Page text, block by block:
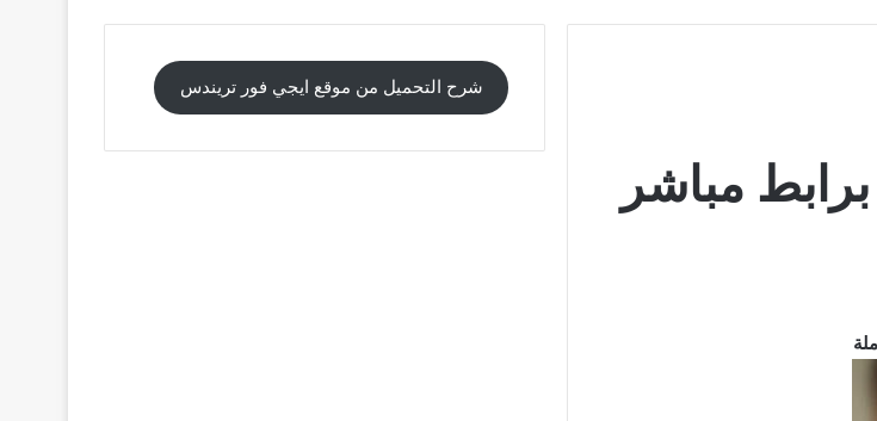
تحميل رواية راضية كاملة pdf برابط مباشر
شرح التحميل من موقع ايجي فور تريندس